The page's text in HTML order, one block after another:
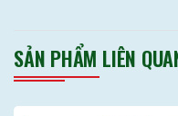
SẢN PHẨM LIÊN